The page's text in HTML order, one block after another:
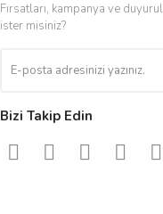
Fırsatları, kampanya ve
ister misiniz?
Bizi Takip Edin